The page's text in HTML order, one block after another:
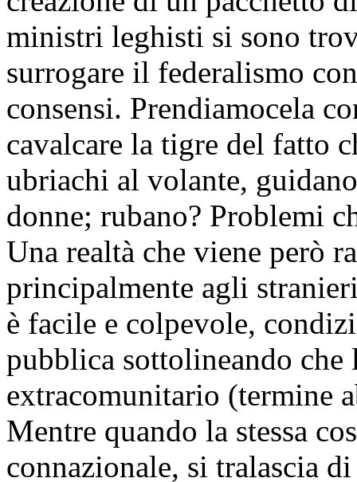
ministri leghisti si sono
surrogare il federalismo
consensi. Prendiamocela
cavalcare la tigre del fatto
ubriachi al volante,
donne; rubano? Problemi
Una realtà che viene però
principalmente agli
è facile e colpevole,
pubblica sottolineando
extracomunitario (termine
Mentre quando la stessa
connazionale, si tralascia